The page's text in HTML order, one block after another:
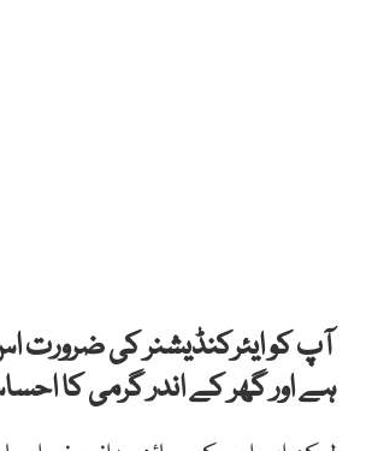
آپ کو ایئرکنڈیشنر کی ضرورت
ہے اور گھر کے اندر گرمی کا